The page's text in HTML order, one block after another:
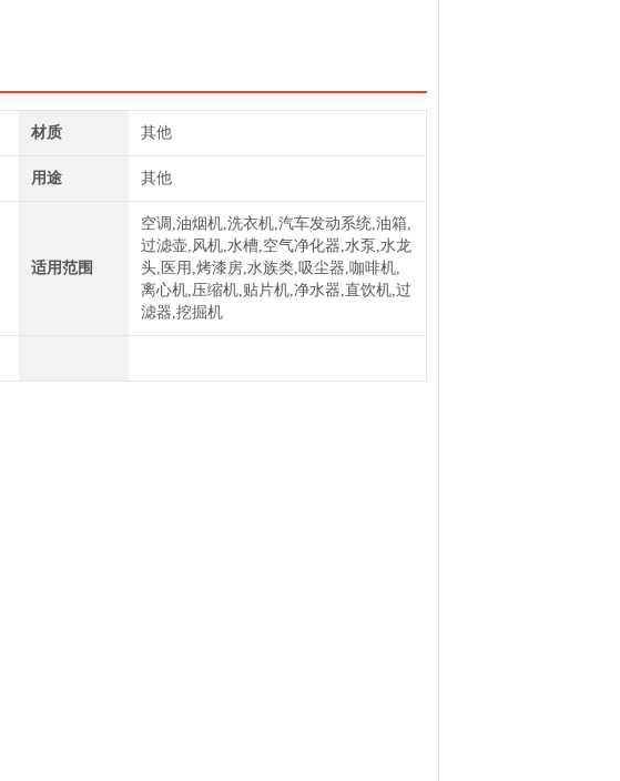
材质 其他
用途 其他
适用范围
空调,油烟机,洗衣机,汽车发动系统,油箱,
过滤壶,风机,水槽,空气净化器,水泵,水龙
头,医用,烤漆房,水族类,吸尘器,咖啡机,
离心机,压缩机,贴片机,净水器,直饮机,过
滤器,挖掘机